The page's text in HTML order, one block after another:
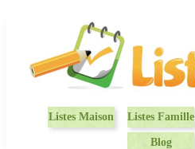
Listes Maison Listes Famille
Blog